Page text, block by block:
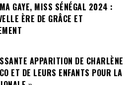
GAYE, MISS SÉNÉGAL 2024 :
ÈRE DE GRÂCE ET
APPARITION DE CHARLÈNE
ET DE LEURS ENFANTS POUR LA